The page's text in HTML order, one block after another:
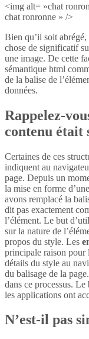
<img alt= »chat
chat ronronne » />
Bien qu’il soit
chose de significatif
une image. De cette
sémantique html
de la balise de
données.
Rappelez-
contenu était
Certaines de ces
indiquent au
page. Depuis un
la mise en forme
avons remplacé la
dit pas exactement
l’élément. Le but
sur la nature de
propos du style. Les
principale raison pour
détails du style au
du balisage de la
dans ce processus.
les applications ont
N’est-il pas